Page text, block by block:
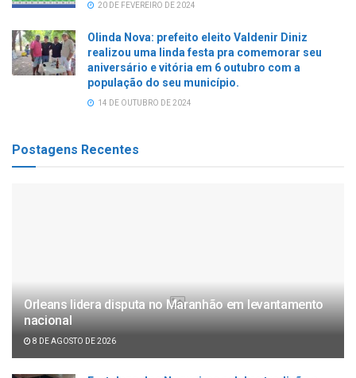
20 DE FEVEREIRO DE 2024
Olinda Nova: prefeito eleito Valdenir Diniz
realizou uma linda festa pra comemorar seu
aniversário e vitória em 6 outubro com a
população do seu município.
14 DE OUTUBRO DE 2024
Postagens Recentes
Orleans lidera disputa no Maranhão em levantamento
nacional
8 DE AGOSTO DE 2026